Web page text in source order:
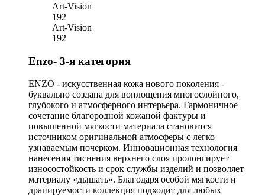
Art-Vision
192
Art-Vision
192
Enzo- 3-я категория
ENZO - искусственная кожа нового поколения -
буквально создана для воплощения многослойного,
глубокого и атмосферного интерьера. Гармоничное
сочетание благородной кожаной фактуры и
повышенной мягкости материала становится
источником оригинальной атмосферы с легко
узнаваемым почерком. Инновационная технология
нанесения тиснения верхнего слоя пролонгирует
износостойкость и срок службы изделий и позволяет
материалу «дышать». Благодаря особой мягкости и
драпируемости коллекция подходит для любых